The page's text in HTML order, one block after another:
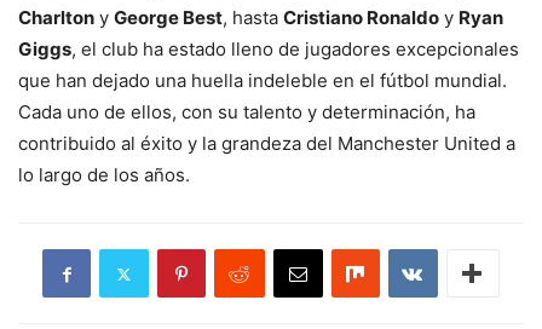
Charlton y George Best, hasta Cristiano Ronaldo y Ryan
Giggs, el club ha estado lleno de jugadores excepcionales
que han dejado una huella indeleble en el fútbol mundial.
Cada uno de ellos, con su talento y determinación, ha
contribuido al éxito y la grandeza del Manchester United a
lo largo de los años.